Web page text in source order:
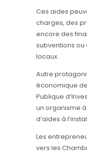
Ces aides
charges, des
encore des
subventions
locaux.
Autre
économique
Publique
un organisme
d’aides à
Les
vers les